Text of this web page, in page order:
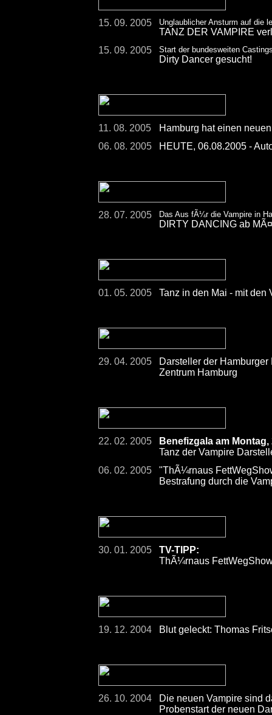
15. 09. 2005 Unglaublicher Ansturm auf die
TANZ DER VAMPIRE
15. 09. 2005
Start der bundesweiten
Dirty Dancer gesucht!
11. 08. 2005
Hamburg hat einen
06. 08. 2005
HEUTE, 06.08.2005 -
28. 07. 2005 Das Aus fÃ¼r die Vampire in
DIRTY DANCING ab
01. 05. 2005 Tanz in den Mai - mit den
29. 04. 2005
Darsteller der
Zentrum Hamburg
22. 02. 2005
Benefizgala am
Tanz der Vampire
06. 02. 2005
"ThÃ¼rnaus
Bestrafung durch die
30. 01. 2005
TV-TIPP:
ThÃ¼rnaus
19. 12. 2004 Blut geleckt: Thomas
26. 10. 2004
Die neuen Vampire sind
Probenstart der neuen